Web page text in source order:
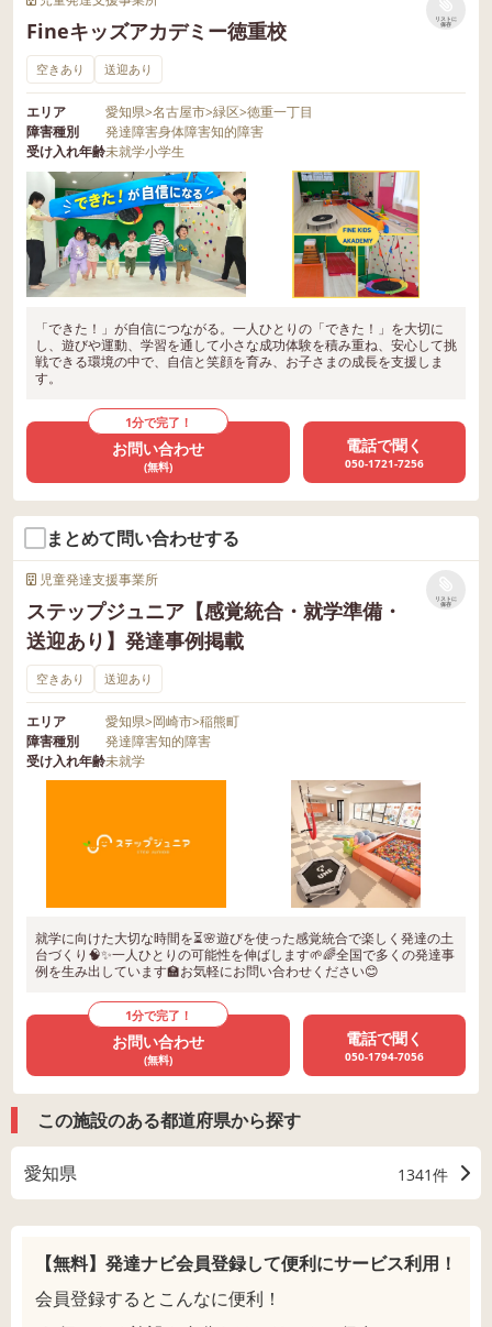
Fineキッズアカデミー徳重校
リストに
保存
空きあり 送迎あり
エリア 愛知県>名古屋市>緑区>徳重一丁目
障害種別
発達障害身体障害知的障害
受け入れ年齢未就学小学生
「できた！」が自信につながる。一人ひとりの「できた！」を大切に
し、遊びや運動、学習を通して小さな成功体験を積み重ね、安心して挑
戦できる環境の中で、自信と笑顔を育み、お子さまの成長を支援しま
す。
1分で完了！
お問い合わせ
(無料)
電話で聞く
050-1721-7256
まとめて問い合わせする
児童発達支援事業所
ステップジュニア【感覚統合・就学準備・
送迎あり】発達事例掲載
リストに
保存
空きあり 送迎あり
エリア 愛知県>岡崎市>稲熊町
障害種別
発達障害知的障害
受け入れ年齢未就学
就学に向けた大切な時間を⏳🌸遊びを使った感覚統合で楽しく発達の土
台づくり🧠✨一人ひとりの可能性を伸ばします🌱🌈全国で多くの発達事
例を生み出しています🏫お気軽にお問い合わせください😊
1分で完了！
お問い合わせ
(無料)
電話で聞く
050-1794-7056
この施設のある都道府県から探す
愛知県 1341件
【無料】発達ナビ会員登録して便利にサービス利用！
会員登録するとこんなに便利！